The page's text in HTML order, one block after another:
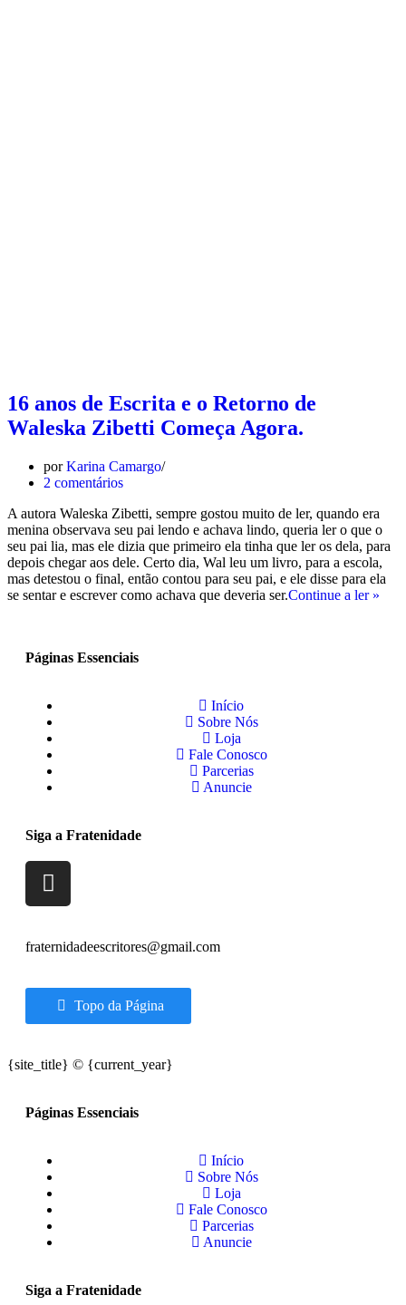
16 anos de Escrita e o Retorno de
Waleska Zibetti Começa Agora.
porKarina Camargo
2 comentários
A autora Waleska Zibetti, sempre gostou muito de ler, quando era
menina observava seu pai lendo e achava lindo, queria ler o que o
seu pai lia, mas ele dizia que primeiro ela tinha que ler os dela, para
depois chegar aos dele. Certo dia, Wal leu um livro, para a escola,
mas detestou o final, então contou para seu pai, e ele disse para ela
se sentar e escrever como achava que deveria ser.Continue a ler »
Páginas Essenciais
Início
Sobre Nós
Loja
Fale Conosco
Parcerias
Anuncie
Siga a Fratenidade
fraternidadeescritores@gmail.com
Topo da Página
{site_title} © {current_year}
Páginas Essenciais
Início
Sobre Nós
Loja
Fale Conosco
Parcerias
Anuncie
Siga a Fratenidade